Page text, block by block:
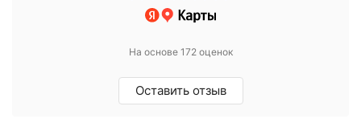
На основе 172 оценок
Оставить отзыв